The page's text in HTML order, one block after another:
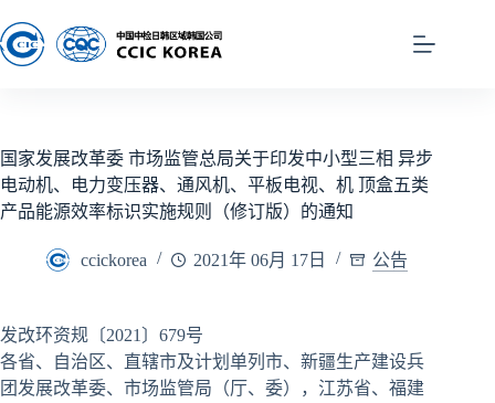
国家发展改革委 市场监管总局关于印发中小型三相 异步
电动机、电力变压器、通风机、平板电视、机 顶盒五类
产品能源效率标识实施规则（修订版）的通知
ccickorea 2021年 06月 17日 公告
发改环资规〔2021〕679号
各省、自治区、直辖市及计划单列市、新疆生产建设兵
团发展改革委、市场监管局（厅、委），江苏省、福建